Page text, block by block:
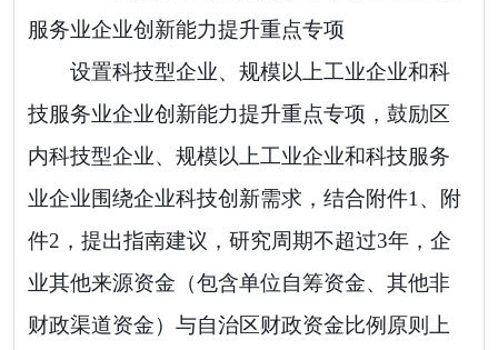
服务业企业创新能力提升重点专项
设置科技型企业、规模以上工业企业和科
技服务业企业创新能力提升重点专项， 鼓励区
内科技型企业、 规模以上工业企业和科技服务
业企业围绕企业科技创新需求， 结合附件1 、附
件2 ， 提出指南建议，研究周期不超过3年，企
业其他来源资金（包含单位自筹资金、 其他非
财政渠道资金）与自治区财政资金比例原则上